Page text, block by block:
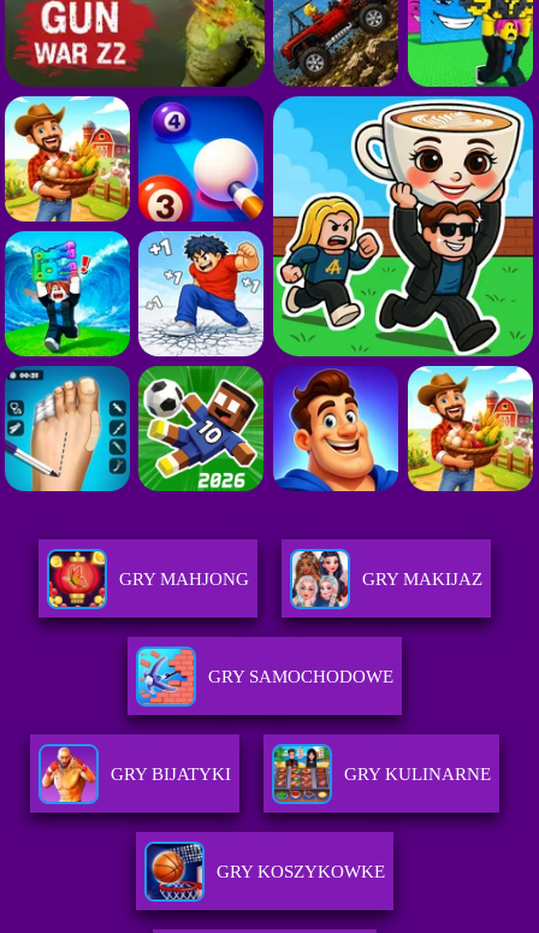
GRY MAHJONG GRY MAKIJAZ
GRY SAMOCHODOWE
GRY BIJATYKI GRY KULINARNE
GRY KOSZYKOWKE